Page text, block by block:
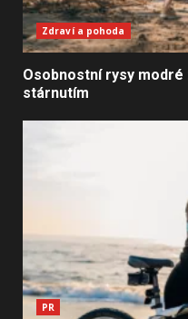
Zdraví a pohoda
Osobnostní rysy
stárnutím
PR